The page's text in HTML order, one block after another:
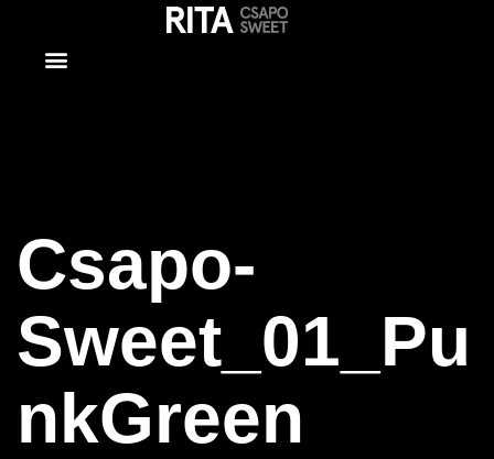
Csapo-
Csapo-
Sweet_01_Pu
nkGreen